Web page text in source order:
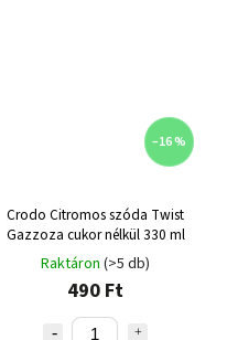
–16 %
Crodo Citromos szóda Twist
Gazzoza cukor nélkül 330 ml
Raktáron (>5 db)
490 Ft